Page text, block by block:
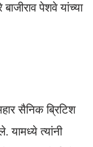
पेशवे यांच्या
सैनिक ब्रिटिश
यामध्ये त्यांनी